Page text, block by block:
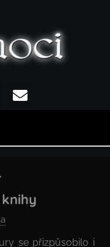
Email
se přizpůsobilo i